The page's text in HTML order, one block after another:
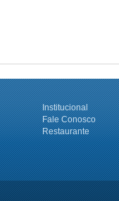
Institucional
Fale Conosco
Restaurante